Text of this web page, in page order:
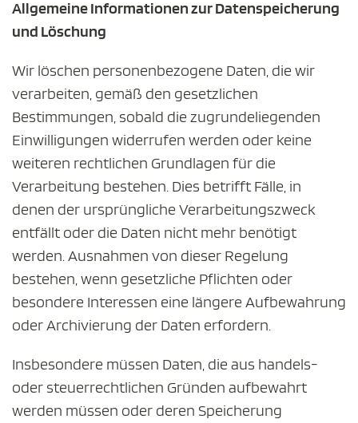
Allgemeine Informationen zur Datenspeicherung
und Löschung
Wir löschen personenbezogene Daten, die wir
verarbeiten, gemäß den gesetzlichen
Bestimmungen, sobald die zugrundeliegenden
Einwilligungen widerrufen werden oder keine
weiteren rechtlichen Grundlagen für die
Verarbeitung bestehen. Dies betrifft Fälle, in
denen der ursprüngliche Verarbeitungszweck
entfällt oder die Daten nicht mehr benötigt
werden. Ausnahmen von dieser Regelung
bestehen, wenn gesetzliche Pflichten oder
besondere Interessen eine längere Aufbewahrung
oder Archivierung der Daten erfordern.
Insbesondere müssen Daten, die aus handels-
oder steuerrechtlichen Gründen aufbewahrt
werden müssen oder deren Speicherung